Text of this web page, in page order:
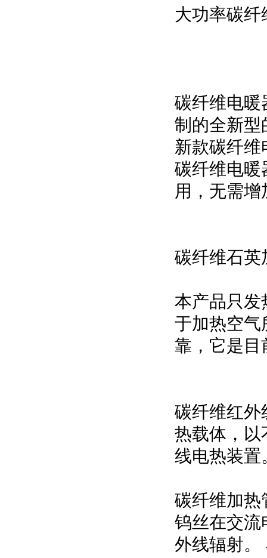
大功率碳纤
碳纤维电暖
制的全新型
新款碳纤
碳纤维电暖
用，无需
碳纤维石英
本产品只发
于加热空气
靠，它是目
碳纤维红外
热载体，以
线电热装置
碳纤维加热
钨丝在交流
外线辐射。